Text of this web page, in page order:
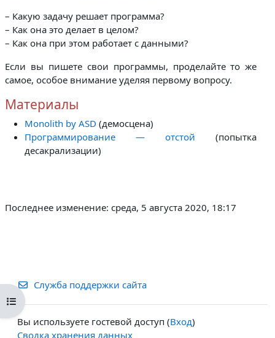
Открыть оглавление курса
– Какую задачу решает программа?
– Как она это делает в целом?
– Как она при этом работает с данными?
Если вы пишете свои программы, проделайте то же
самое, особое внимание уделяя первому вопросу.
Материалы
Monolith by ASD (демосцена)
Программирование — отстой (попытка
десакрализации)
Последнее изменение: среда, 5 августа 2020, 18:17
Служба поддержки сайта
Вы используете гостевой доступ (Вход)
Сводка хранения данных